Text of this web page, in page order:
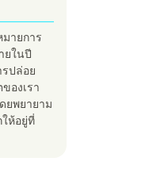
ายการ
ยในปี
ปล่อย
องเรา
ยพยายาม
ห้อยู่ที่